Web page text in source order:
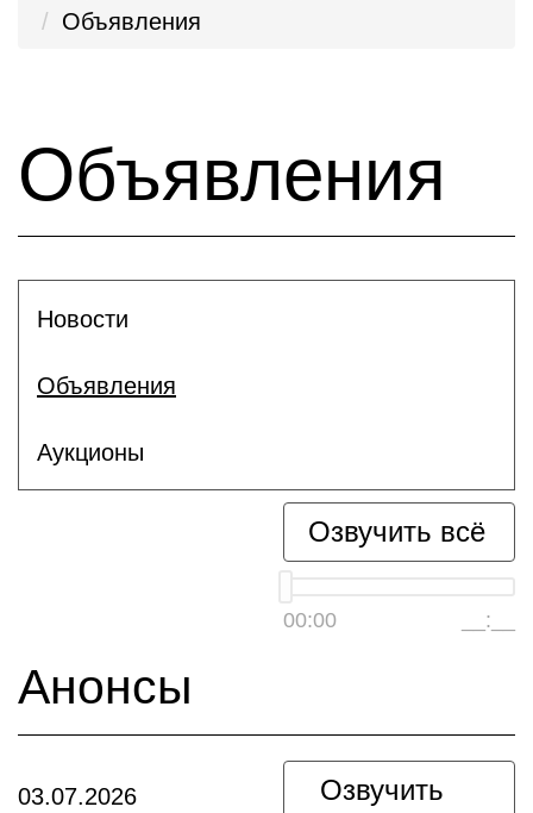
Объявления
Объявления
Новости
Объявления
Аукционы
Озвучить всё
00:00 __:__
Анонсы
Озвучить
03.07.2026